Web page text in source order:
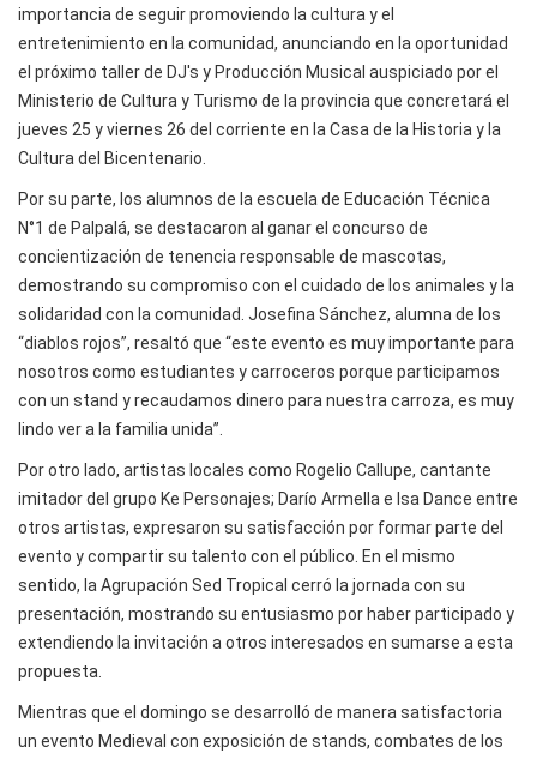
importancia de seguir promoviendo la cultura y el
entretenimiento en la comunidad, anunciando en la oportunidad
el próximo taller de DJ's y Producción Musical auspiciado por el
Ministerio de Cultura y Turismo de la provincia que concretará el
jueves 25 y viernes 26 del corriente en la Casa de la Historia y la
Cultura del Bicentenario.
Por su parte, los alumnos de la escuela de Educación Técnica
N°1 de Palpalá, se destacaron al ganar el concurso de
concientización de tenencia responsable de mascotas,
demostrando su compromiso con el cuidado de los animales y la
solidaridad con la comunidad. Josefina Sánchez, alumna de los
“diablos rojos”, resaltó que “este evento es muy importante para
nosotros como estudiantes y carroceros porque participamos
con un stand y recaudamos dinero para nuestra carroza, es muy
lindo ver a la familia unida”.
Por otro lado, artistas locales como Rogelio Callupe, cantante
imitador del grupo Ke Personajes; Darío Armella e Isa Dance entre
otros artistas, expresaron su satisfacción por formar parte del
evento y compartir su talento con el público. En el mismo
sentido, la Agrupación Sed Tropical cerró la jornada con su
presentación, mostrando su entusiasmo por haber participado y
extendiendo la invitación a otros interesados en sumarse a esta
propuesta.
Mientras que el domingo se desarrolló de manera satisfactoria
un evento Medieval con exposición de stands, combates de los